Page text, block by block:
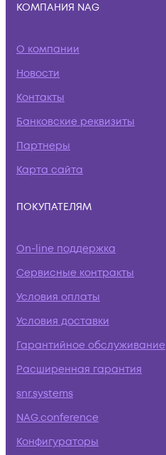
КОМПАНИЯ NAG
О компании
Новости
Контакты
Банковские реквизиты
Партнеры
Карта сайта
ПОКУПАТЕЛЯМ
On-line поддержка
Сервисные контракты
Условия оплаты
Условия доставки
Гарантийное обслуживание
Расширенная гарантия
snr.systems
NAG.conference
Конфигураторы